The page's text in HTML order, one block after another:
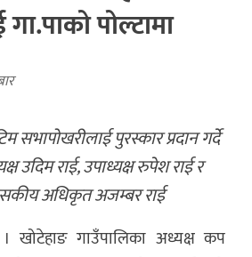
गा.पाको पोल्टामा
सभापोखरीलाई पुरस्कार प्रदान गर्दे
उदिम राई, उपाध्यक्ष रुपेश राई र
अधिकृत अजम्बर राई
खोटेहाङ गाउँपालिका अध्यक्ष कप